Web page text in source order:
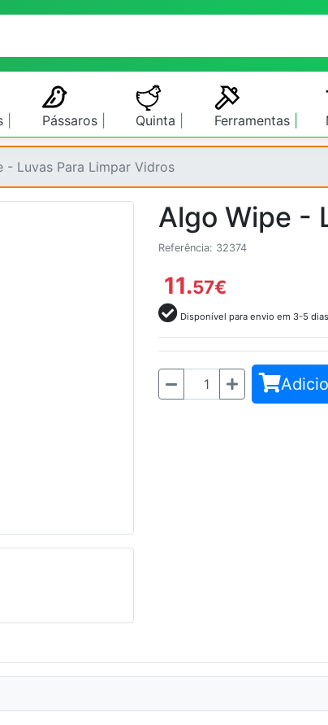
Pássaros Quinta Ferramentas
- Luvas Para Limpar Vidros
Algo Wipe -
Referência: 32374
11.57€
Disponível para envio em 3-5 dias
Quantidade